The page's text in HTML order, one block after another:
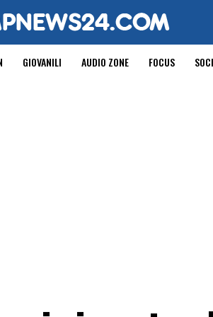
GIOVANILI AUDIO ZONE FOCUS